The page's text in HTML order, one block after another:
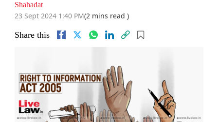
Shahadat
23 Sept 2024 1:40 PM(2 mins read )
Share this